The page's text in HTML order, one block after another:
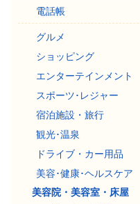
電話帳
グルメ
ショッピング
エンターテインメント
スポーツ･レジャー
宿泊施設・旅行
観光･温泉
ドライブ・カー用品
美容･健康･ヘルスケア
美容院・美容室・床屋